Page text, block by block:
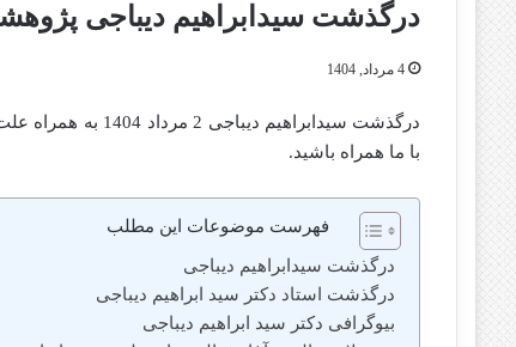
درگذشت سیدابراهیم دیباجی پژوهشگر پیشکسوت 2
4 مرداد, 1404
درگذشت
با ما همراه باشید.
فهرست موضوعات این مطلب
درگذشت سیدابراهیم دیباجی
درگذشت استاد دکتر سید ابراهیم دیباجی
بیوگرافی دکتر سید ابراهیم دیباجی